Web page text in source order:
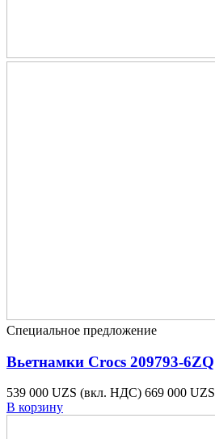
Специальное предложение
Вьетнамки Crocs 209793-6ZQ
539 000 UZS (вкл. НДС) 669 000 UZS
В корзину